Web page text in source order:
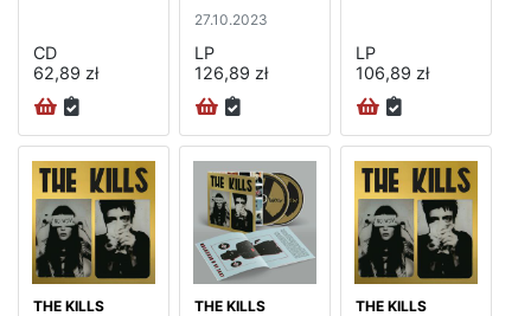
CD
62,89 zł
27.10.2023
LP
126,89 zł
LP
106,89 zł
THE KILLS
THE KILLS
THE KILLS